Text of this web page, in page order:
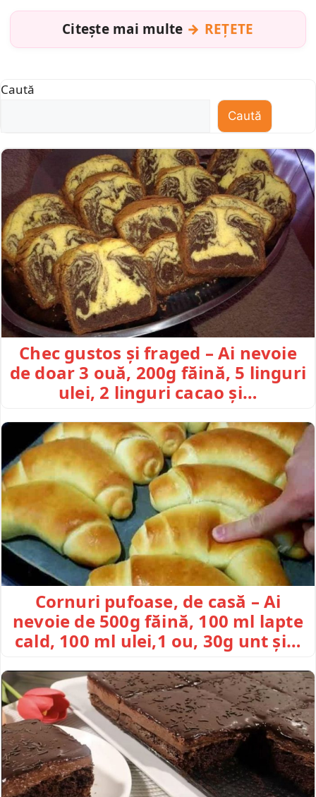
Citește mai multe REȚETE
Caută
Caută
Chec gustos și fraged – Ai nevoie
de doar 3 ouă, 200g făină, 5 linguri
ulei, 2 linguri cacao și…
Cornuri pufoase, de casă – Ai
nevoie de 500g făină, 100 ml lapte
cald, 100 ml ulei,1 ou, 30g unt și…